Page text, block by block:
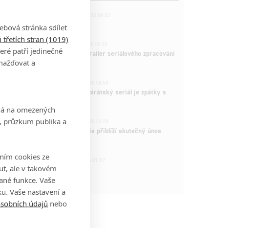
拆彈專家
1ČLÁNEK | 26.03.2026 15:15
Harry Potter: První trailer seriálového zpracování
je venku
One Piece: Oblíbený pirátský seriál je zpátky s
2ČLÁNEK | 15.03.2026 13:24
Nová dramatická série přiblíží skutečný únos
1OSOBA | 15.02.2026 21:37
Adam Sandler
stránka sdílet
třetích stran (1019)
patří jedinečné
a
na omezených
průzkum publika a
cookies ze
ale v takovém
funkce. Vaše
Vaše nastavení a
údajů nebo